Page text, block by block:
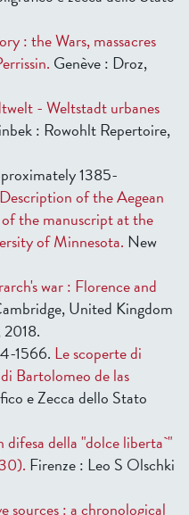
: the Wars, massacres
Genève : Droz,
- Weltstadt urbanes
: Rowohlt Repertoire,
1385-
Description of the Aegean
the manuscript at the
of Minnesota. New
war : Florence and
United Kingdom
1566. Le scoperte di
Bartolomeo de las
e Zecca dello Stato
difesa della "dolce liberta`"
Firenze : Leo S Olschki
sources : a chronological